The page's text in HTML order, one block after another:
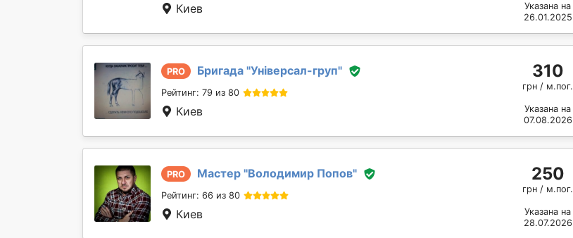
Киев
Указана на
26.01.2025
PRO Бригада "Універсал-груп"
Рейтинг: 79 из 80
Киев
310
грн / м.пог.
Указана на
07.08.2026
PRO Мастер "Володимир Попов"
Рейтинг: 66 из 80
Киев
250
грн / м.пог.
Указана на
28.07.2026